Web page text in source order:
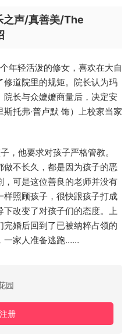
之声/真善美/The
年轻活泼的修女，喜欢在大自
道院里的规矩。院长认为玛
长与众嬷嬷商量后，决定安
托弗·普卢默 饰）上校家当家
，他要求对孩子严格管教。
不长久，都是因为孩子的恶
可是这位善良的老师并没有
照顾孩子，很快跟孩子打成
改变了对孩子们的态度。上
婚后回到了已被纳粹占领的
一家人准备逃跑……
园
册